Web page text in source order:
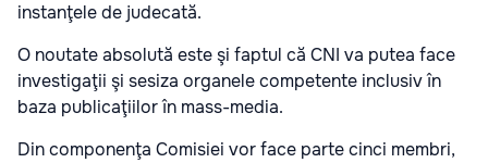
instanţele de judecată.
O noutate absolută este şi faptul că CNI va putea face
investigaţii şi sesiza organele competente inclusiv în
baza publicaţiilor în mass-media.
Din componenţa Comisiei vor face parte cinci membri,